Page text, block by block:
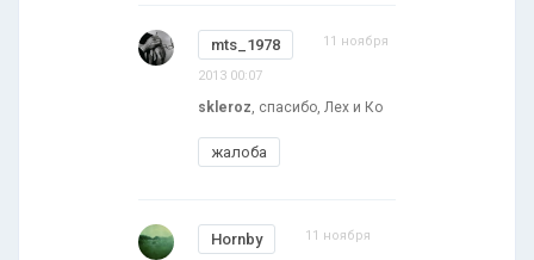
mts_1978 11 ноября
2013 00:07
skleroz, спасибо, Лех и Ко
жалоба
Hornby 11 ноября